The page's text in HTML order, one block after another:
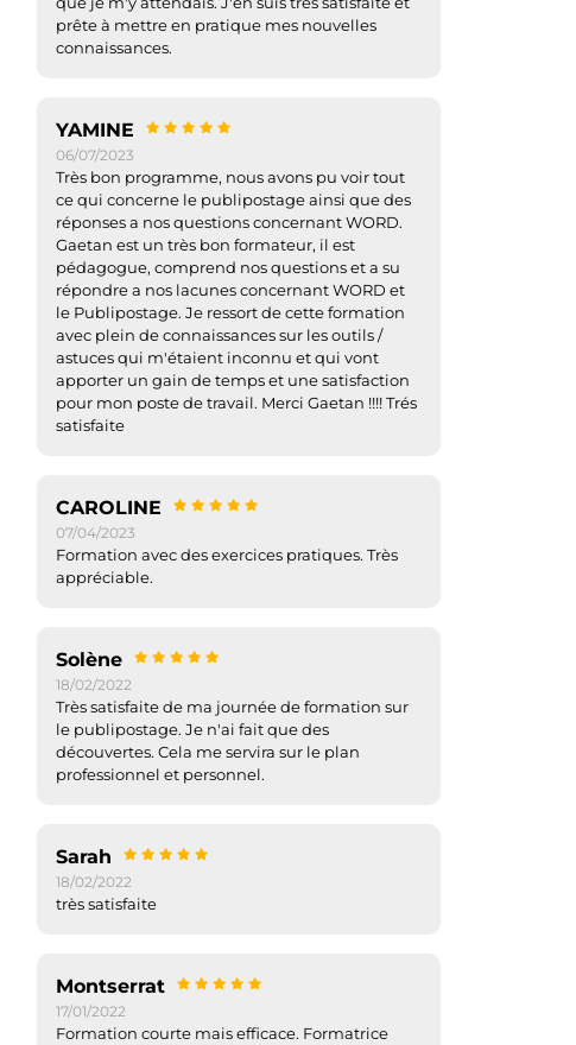
prête à mettre en pratique mes nouvelles
connaissances.
YAMINE
06/07/2023
Très bon programme, nous avons pu voir tout
ce qui concerne le publipostage ainsi que des
réponses a nos questions concernant WORD.
Gaetan est un très bon formateur, il est
pédagogue, comprend nos questions et a su
répondre a nos lacunes concernant WORD et
le Publipostage. Je ressort de cette formation
avec plein de connaissances sur les outils /
astuces qui m'étaient inconnu et qui vont
apporter un gain de temps et une satisfaction
pour mon poste de travail. Merci Gaetan !!!! Trés
satisfaite
CAROLINE
07/04/2023
Formation avec des exercices pratiques. Très
appréciable.
Solène
18/02/2022
Très satisfaite de ma journée de formation sur
le publipostage. Je n'ai fait que des
découvertes. Cela me servira sur le plan
professionnel et personnel.
Sarah
18/02/2022
très satisfaite
Montserrat
17/01/2022
Formation courte mais efficace. Formatrice